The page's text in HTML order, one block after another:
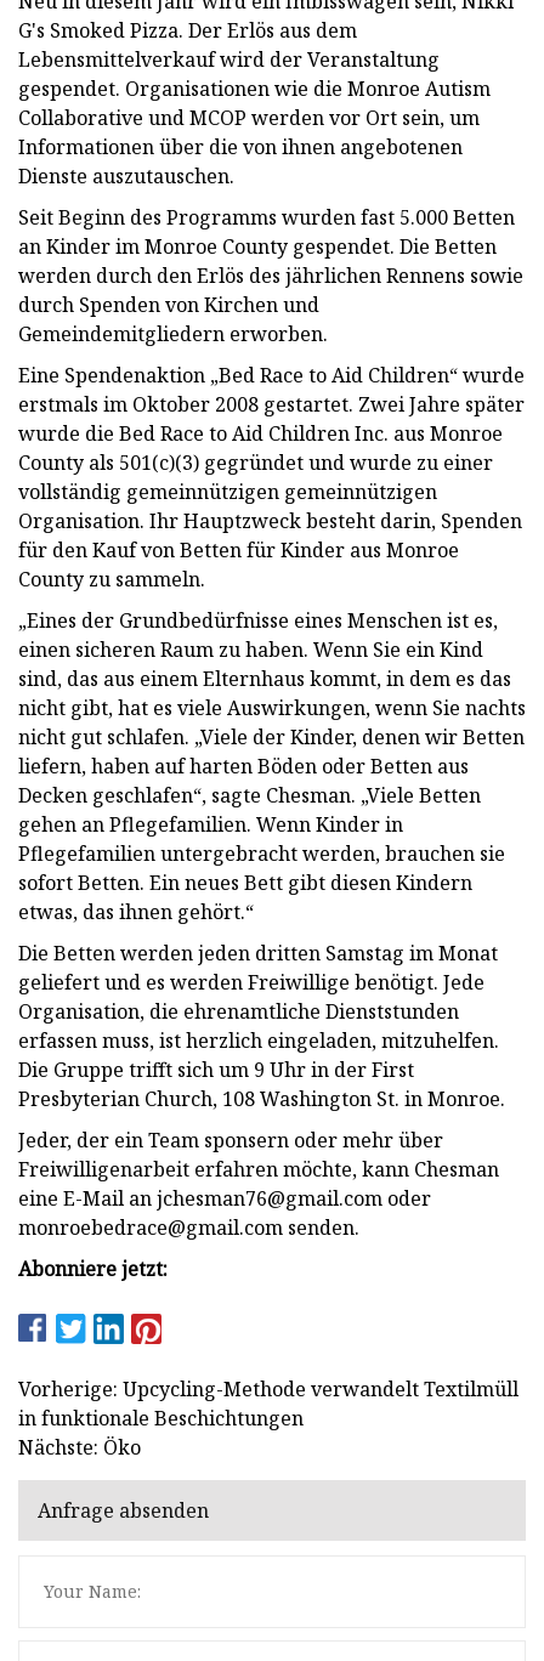
G's Smoked Pizza. Der Erlös aus dem
Lebensmittelverkauf wird der Veranstaltung
gespendet. Organisationen wie die Monroe Autism
Collaborative und MCOP werden vor Ort sein, um
Informationen über die von ihnen angebotenen
Dienste auszutauschen.
Seit Beginn des Programms wurden fast 5.000 Betten
an Kinder im Monroe County gespendet. Die Betten
werden durch den Erlös des jährlichen Rennens sowie
durch Spenden von Kirchen und
Gemeindemitgliedern erworben.
Eine Spendenaktion „Bed Race to Aid Children“ wurde
erstmals im Oktober 2008 gestartet. Zwei Jahre später
wurde die Bed Race to Aid Children Inc. aus Monroe
County als 501(c)(3) gegründet und wurde zu einer
vollständig gemeinnützigen gemeinnützigen
Organisation. Ihr Hauptzweck besteht darin, Spenden
für den Kauf von Betten für Kinder aus Monroe
County zu sammeln.
„Eines der Grundbedürfnisse eines Menschen ist es,
einen sicheren Raum zu haben. Wenn Sie ein Kind
sind, das aus einem Elternhaus kommt, in dem es das
nicht gibt, hat es viele Auswirkungen, wenn Sie nachts
nicht gut schlafen. „Viele der Kinder, denen wir Betten
liefern, haben auf harten Böden oder Betten aus
Decken geschlafen“, sagte Chesman. „Viele Betten
gehen an Pflegefamilien. Wenn Kinder in
Pflegefamilien untergebracht werden, brauchen sie
sofort Betten. Ein neues Bett gibt diesen Kindern
etwas, das ihnen gehört.“
Die Betten werden jeden dritten Samstag im Monat
geliefert und es werden Freiwillige benötigt. Jede
Organisation, die ehrenamtliche Dienststunden
erfassen muss, ist herzlich eingeladen, mitzuhelfen.
Die Gruppe trifft sich um 9 Uhr in der First
Presbyterian Church, 108 Washington St. in Monroe.
Jeder, der ein Team sponsern oder mehr über
Freiwilligenarbeit erfahren möchte, kann Chesman
eine E-Mail anjchesman76@gmail.com oder
monroebedrace@gmail.com senden.
Abonniere jetzt:
Vorherige: Upcycling-Methode verwandelt Textilmüll
in funktionale Beschichtungen
Nächste: Öko
Anfrage absenden